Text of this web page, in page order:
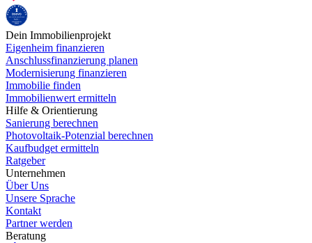
Dein Immobilienprojekt
Eigenheim finanzieren
Anschlussfinanzierung planen
Modernisierung finanzieren
Immobilie finden
Immobilienwert ermitteln
Hilfe & Orientierung
Sanierung berechnen
Photovoltaik-Potenzial berechnen
Kaufbudget ermitteln
Ratgeber
Unternehmen
Über Uns
Unsere Sprache
Kontakt
Partner werden
Beratung